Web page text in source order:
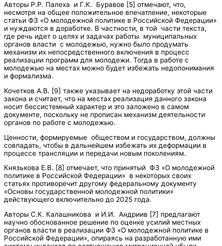
Авторы Р.Р. Палеха и Г.К. Буравов [5] отмечают, что,
несмотря на общее положительное впечатление, некоторые
статьи ФЗ «О молодежной политике в Российской Федерации»
и нуждаются в доработке. В частности, в той части текста,
где речь идет о целях и задачах работы муниципальных
органов власти с молодежью, нужно было продумать
механизм их непосредственного включения в процесс
реализации программ для молодежи. Тогда в работе с
молодежью на местах можно будет избежать недопонимания
и формализма.
Кочетков А.В. [9] также указывает на недоработку этой части
закона и считает, что на местах реализация данного закона
носит бессистемный характер и это заложено в самом
документе, поскольку не прописан механизм деятельности
органов по работе с молодежью.
Ценности, формируемые обществом и государством, должны
совпадать, чтобы в дальнейшем избежать их деформации в
процессе трансляции и передачи новым поколениям.
Князькова Е.В. [8] отмечает, что принятый ФЗ «О молодежной
политике в Российской Федерации» в некоторых своих
статьях противоречит другому федеральному документу
«Основы государственной молодежной политики»
действующего включительно до 2025 года.
Авторы С.К. Калашникова и И.И. Андриив [7] предлагают
научно обоснованное решение по оценке усилий местных
органов власти в реализации ФЗ «О молодежной политике в
Российской Федерации», опираясь на разработанную ими